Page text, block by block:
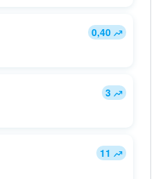
0,40
3
11